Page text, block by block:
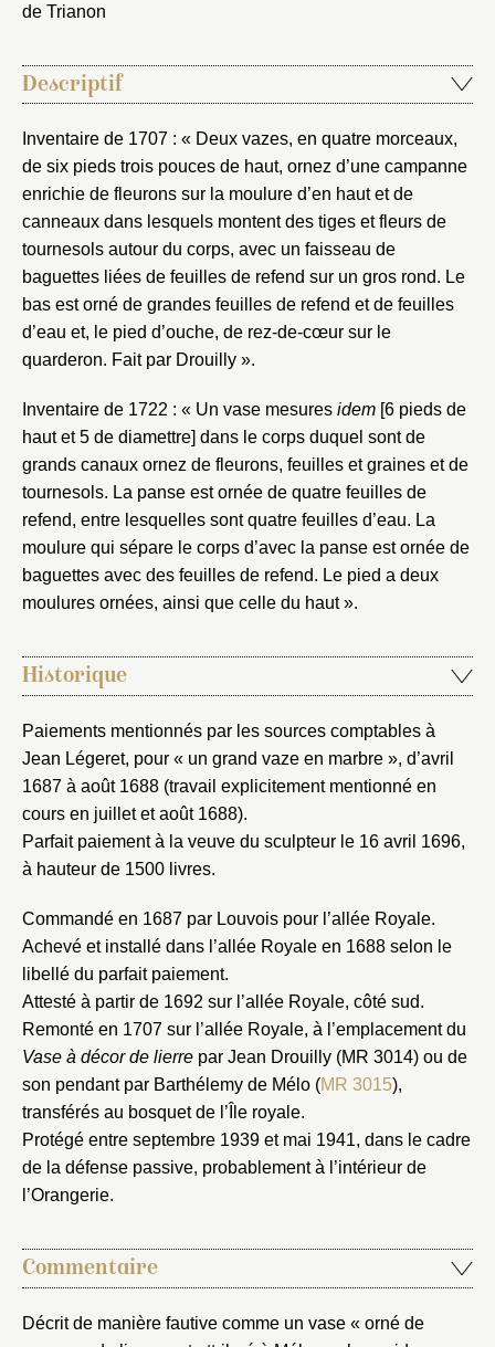
de Trianon
Descriptif
Inventaire de 1707 : « Deux vazes, en quatre morceaux,
de six pieds trois pouces de haut, ornez d’une campanne
enrichie de fleurons sur la moulure d’en haut et de
canneaux dans lesquels montent des tiges et fleurs de
tournesols autour du corps, avec un faisseau de
baguettes liées de feuilles de refend sur un gros rond. Le
bas est orné de grandes feuilles de refend et de feuilles
d’eau et, le pied d’ouche, de rez-de-cœur sur le
quarderon. Fait par Drouilly ».
Inventaire de 1722 : « Un vase mesures idem [6 pieds de
haut et 5 de diamettre] dans le corps duquel sont de
grands canaux ornez de fleurons, feuilles et graines et de
tournesols. La panse est ornée de quatre feuilles de
refend, entre lesquelles sont quatre feuilles d’eau. La
moulure qui sépare le corps d’avec la panse est ornée de
baguettes avec des feuilles de refend. Le pied a deux
moulures ornées, ainsi que celle du haut ».
Historique
Paiements mentionnés par les sources comptables à
Jean Légeret, pour « un grand vaze en marbre », d’avril
1687 à août 1688 (travail explicitement mentionné en
cours en juillet et août 1688).
Parfait paiement à la veuve du sculpteur le 16 avril 1696,
à hauteur de 1500 livres.
Commandé en 1687 par Louvois pour l’allée Royale.
Achevé et installé dans l’allée Royale en 1688 selon le
libellé du parfait paiement.
Attesté à partir de 1692 sur l’allée Royale, côté sud.
Remonté en 1707 sur l’allée Royale, à l’emplacement du
Vase à décor de lierre par Jean Drouilly (MR 3014) ou de
son pendant par Barthélemy de Mélo (MR 3015),
transférés au bosquet de l’Île royale.
Protégé entre septembre 1939 et mai 1941, dans le cadre
de la défense passive, probablement à l’intérieur de
l’Orangerie.
Commentaire
Décrit de manière fautive comme un vase « orné de
Choix du dossier où ajouter la
notice
Fermer
Connexion